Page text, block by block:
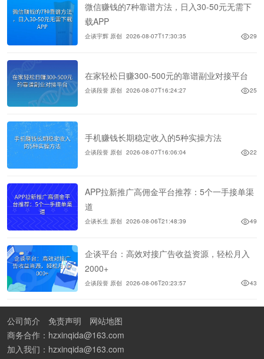
微信赚钱的7种靠谱方法，日入30-50元无需下
载APP
企谈宇辉 原创 2026-08-07T17:30:35 29
在家轻松日赚300-500元的靠谱副业对接平台
企谈段誉 原创 2026-08-07T16:24:27 25
手机赚钱长期稳定收入的5种实操方法
企谈段誉 原创 2026-08-07T16:06:04 22
APP拉新推广高佣金平台推荐：5个一手接单渠
道
企谈长生 原创 2026-08-06T21:48:39 49
企谈平台：高效对接广告收益资源，轻松月入
2000+
企谈段誉 原创 2026-08-06T20:23:57 43
公司简介 免责声明
网站地图
商务合作：hzxinqida@163.com
加入我们：hzxinqida@163.com